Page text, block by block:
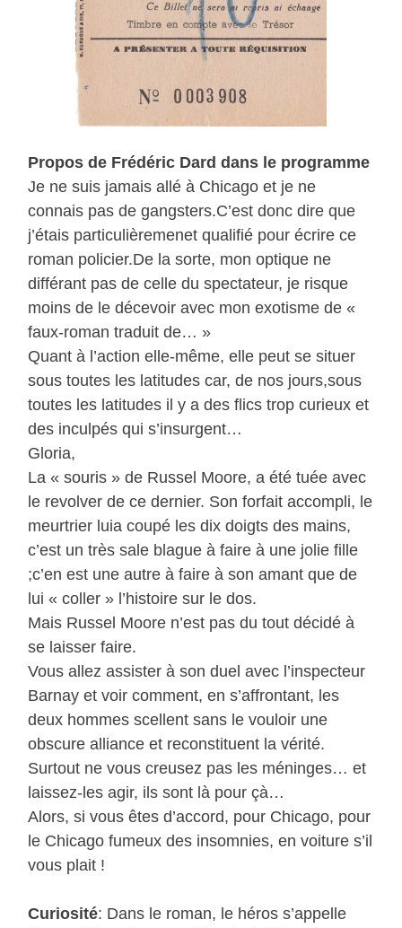
Propos de Frédéric Dard dans le programme
Je ne suis jamais allé à Chicago et je ne
connais pas de gangsters.C’est donc dire que
j’étais particulièremenet qualifié pour écrire ce
roman policier.De la sorte, mon optique ne
différant pas de celle du spectateur, je risque
moins de le décevoir avec mon exotisme de «
faux-roman traduit de… »
Quant à l’action elle-même, elle peut se situer
sous toutes les latitudes car, de nos jours,sous
toutes les latitudes il y a des flics trop curieux et
des inculpés qui s’insurgent…
Gloria,
La « souris » de Russel Moore, a été tuée avec
le revolver de ce dernier. Son forfait accompli, le
meurtrier luia coupé les dix doigts des mains,
c’est un très sale blague à faire à une jolie fille
;c’en est une autre à faire à son amant que de
lui « coller » l’histoire sur le dos.
Mais Russel Moore n’est pas du tout décidé à
se laisser faire.
Vous allez assister à son duel avec l’inspecteur
Barnay et voir comment, en s’affrontant, les
deux hommes scellent sans le vouloir une
obscure alliance et reconstituent la vérité.
Surtout ne vous creusez pas les méninges… et
laissez-les agir, ils sont là pour çà…
Alors, si vous êtes d’accord, pour Chicago, pour
le Chicago fumeux des insomnies, en voiture s’il
vous plait !
Curiosité: Dans le roman, le héros s’appelle